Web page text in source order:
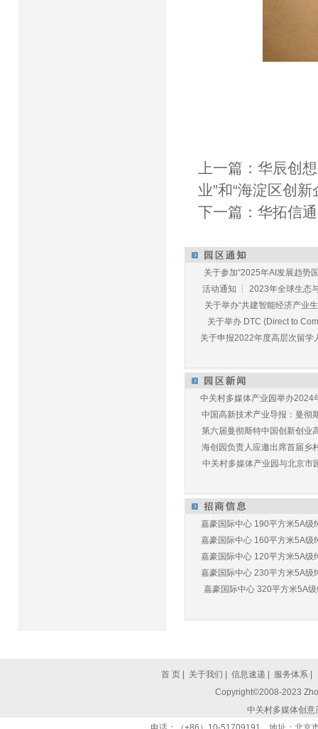
上一篇：华辰创
业”和“海淀区创新
下一篇：华拓信
关于参加“2025年AI发展趋势
活动通知 ┆ 2023年全球生态
关于举办“共建智能经济产业
关于举办 DTC (Direct to
关于申报2022年度高层次留学
中关村多媒体产业园举办2024
中国高新技术产业导报：曼彻
第六届曼彻斯特中国创新创业
海创园负责人应邀出席首届乡
中关村多媒体产业园与北京市
嘉豪国际中心 190平方米5A级
嘉豪国际中心 160平方米5A级
嘉豪国际中心 120平方米5A级
嘉豪国际中心 230平方米5A级
嘉豪国际中心 320平方米5A
首 页 关于我们 信息速递 服务体系
Copyright©2008-2023
中关村多媒体创